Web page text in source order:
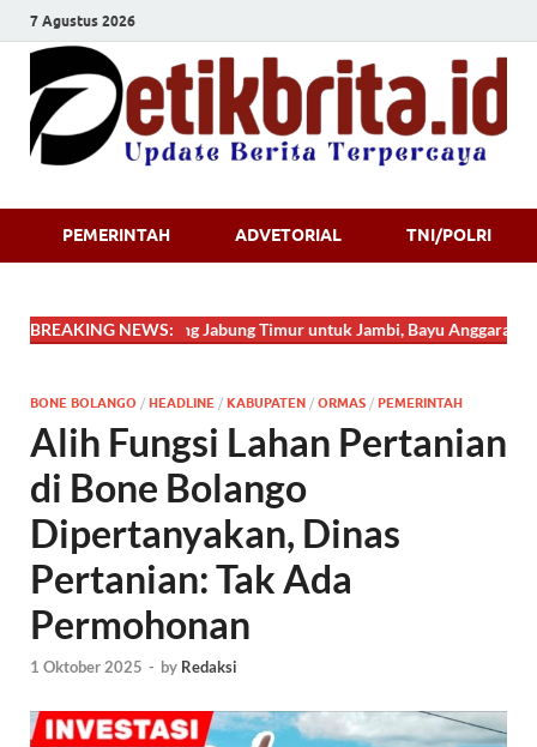
7 Agustus 2026
PEMERINTAH ADVETORIAL TNI/POLRI
BREAKING NEWS:
Dari Tanjung Jabung Timur untuk Jambi, Bayu Anggara
BONE BOLANGO / HEADLINE / KABUPATEN / ORMAS / PEMERINTAH
Alih Fungsi Lahan Pertanian
di Bone Bolango
Dipertanyakan, Dinas
Pertanian: Tak Ada
Permohonan
1 Oktober 2025 - by Redaksi